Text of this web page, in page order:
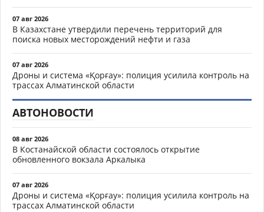
07 авг 2026
В Казахстане утвердили перечень территорий для
поиска новых месторождений нефти и газа
07 авг 2026
Дроны и система «Қорғау»: полиция усилила контроль на
трассах Алматинской области
АВТОНОВОСТИ
08 авг 2026
В Костанайской области состоялось открытие
обновленного вокзала Аркалыка
07 авг 2026
Дроны и система «Қорғау»: полиция усилила контроль на
трассах Алматинской области